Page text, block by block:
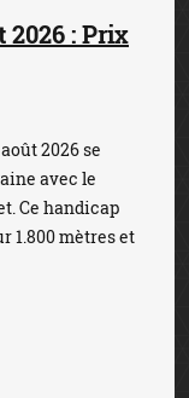
2026 : Prix
2026 se
avec le
Ce handicap
1.800 mètres et